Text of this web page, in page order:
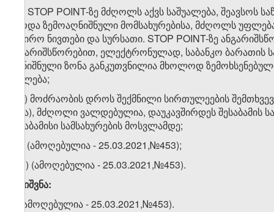
ე.გ) STOP POINT-ზე მძღოლს აქვს საშუალება, შეავსოს
გარდა ზემოაღნიშნული მომსახურებისა, მძღოლს
საჭირო ნივთები და სურსათი. STOP POINT-ზე
ანგარიშსწორებით, ელექტრონულად, საბანკო ბარათის
აღნიშნული ზონა განკუთვნილია მხოლოდ
უფლება;
ე.დ) მოძრაობის დროს შექმნილი სირთულეების
სხვა), მძღოლი ვალდებულია, დაუკავშირდეს შესაბამის
შესაბამისი სამსახურების მოსვლამდე;
ე.ე) (ამოღებულია - 25.03.2021,№453);
) (ამოღებულია - 25.03.2021,№453).
შენიშვნა:
1. (ამოღებულია - 25.03.2021,№453).